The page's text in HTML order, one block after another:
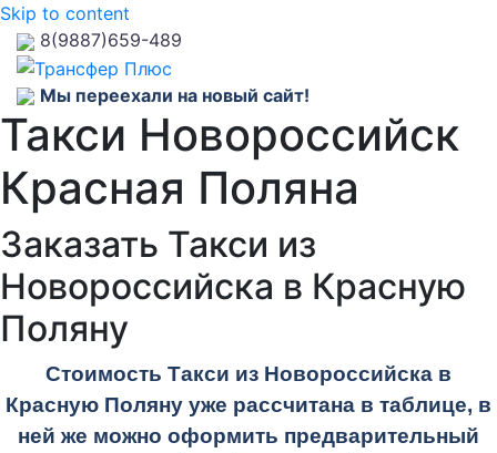
Skip to content
8(9887)659-489
Мы переехали на новый сайт!
Такси Новороссийск
Красная Поляна
Заказать Такси из
Новороссийска в Красную
Поляну
Стоимость Такси из Новороссийска в
Красную Поляну уже рассчитана в таблице, в
ней же можно оформить предварительный